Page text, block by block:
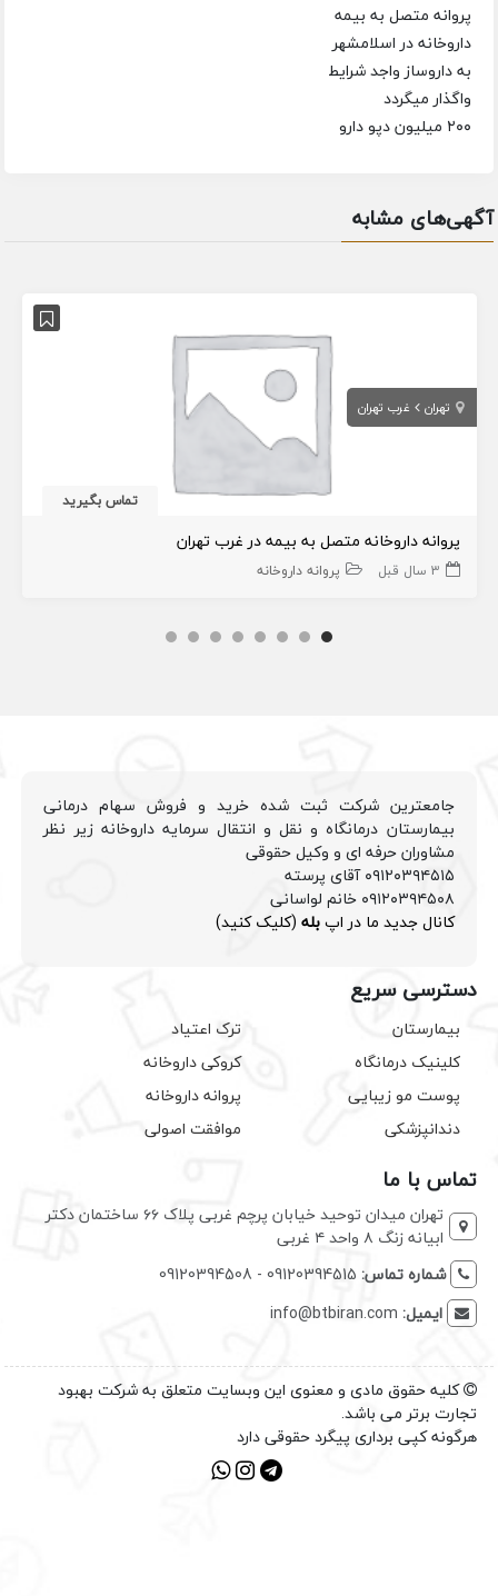
پروانه متصل به بیمه
داروخانه در اسلامشهر
به داروساز واجد شرایط
واگذار میگردد
۲۰۰ میلیون دپو دارو
آگهی‌های مشابه
تهران غرب تهران
تماس بگیرید
پروانه داروخانه متصل به بیمه در غرب تهران
3 سال قبل پروانه داروخانه
جامعترین شرکت ثبت شده خرید و فروش سهام درمانی
بیمارستان درمانگاه و نقل و انتقال سرمایه داروخانه زیر نظر
مشاوران حرفه ای و وکیل حقوقی
۰۹۱۲۰۳۹۴۵۱۵ آقای پرسته
۰۹۱۲۰۳۹۴۵۰۸ خانم لواسانی
کانال جدید ما در اپبله (کلیک کنید)
دسترسی سریع
بیمارستان
کلینیک درمانگاه
پوست مو زیبایی
دندانپزشکی
ترک اعتیاد
کروکی داروخانه
پروانه داروخانه
موافقت اصولی
تماس با ما
تهران میدان توحید خیابان پرچم غربی پلاک ۶۶ ساختمان دکتر
ابیانه زنگ ۸ واحد ۴ غربی
شماره تماس: 09120394515 - 09120394508
ایمیل: info@btbiran.com
کلیه حقوق مادی و معنوی این وبسایت متعلق به شرکت بهبود
تجارت برتر می باشد.
هرگونه کپی برداری پیگرد حقوقی دارد